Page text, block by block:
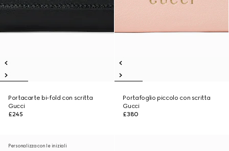
Portacarte bi-fold con scritta
Gucci
£245
Portafoglio piccolo con scritta
Gucci
£380
Personalizza con le iniziali